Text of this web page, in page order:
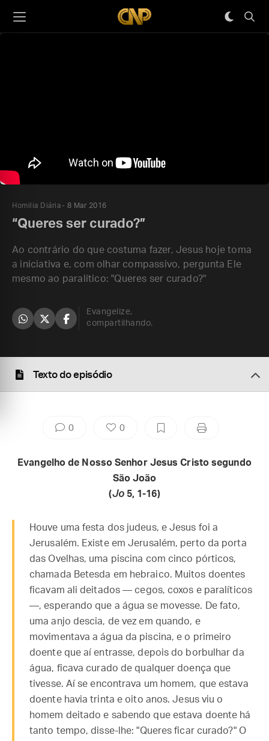
Homilia Diária 8 Mar 2016
“Queres ser curado?”
Ao contrário do que costuma fazer, Jesus hoje toma
a iniciativa e, com olhar compassivo, pergunta Ele
mesmo ao paralítico: "Queres ser curado?"
Evangelize,
compartilhando.
Texto do episódio
0 0
Evangelho de Nosso Senhor Jesus Cristo segundo
São João
(Jo5, 1-16)
Houve uma festa dos judeus, e Jesus foi a
Jerusalém. Existe em Jerusalém, perto da porta
das Ovelhas, uma piscina com cinco pórticos,
chamada Betesda em hebraico. Muitos doentes
ficavam ali deitados — cegos, coxos e paralíticos
—, esperando que a água se movesse. De fato,
uma anjo descia, de vez em quando, e
movimentava a água da piscina, e o primeiro
doente que aí entrasse, depois do borbulhar da
água, ficava curado de qualquer doença que
tivesse. Aí se encontrava um homem, que estava
doente havia trinta e oito anos. Jesus viu o
homem deitado e sabendo que estava doente há
tanto tempo, disse-lhe: "Queres ficar curado?" O